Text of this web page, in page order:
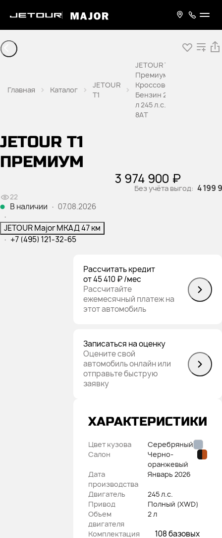
Главная Каталог
JETOUR
T1
JETOUR T1
Премиум
Кроссовер
Бензин 2,0
л 245 л.с.
8AT
JETOUR T1
ПРЕМИУМ
22
В наличии · 07.08.2026
·
JETOUR Major МКАД 47 км
· +7 (495) 121-32-65
3 974 900 ₽
Без учёта выгод: 4 199
Рассчитать кредит
от 45 410 ₽/мес
Рассчитайте
ежемесячный платеж на
этот автомобиль
Записаться на оценку
Оцените свой
автомобиль онлайн или
отправьте быструю
заявку
ХАРАКТЕРИСТИКИ
Цвет кузова
Серебряный
Салон
Черно-
оранжевый
Дата
производства
Январь 2026
Двигатель
245 л.с.
Привод
Полный (XWD)
Объем
двигателя
2 л
Комплектация
108 базовых